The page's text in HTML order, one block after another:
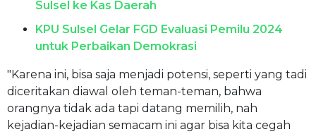
Sulsel ke Kas Daerah
KPU Sulsel Gelar FGD Evaluasi Pemilu 2024
untuk Perbaikan Demokrasi
"Karena ini, bisa saja menjadi potensi, seperti yang tadi
diceritakan diawal oleh teman-teman, bahwa
orangnya tidak ada tapi datang memilih, nah
kejadian-kejadian semacam ini agar bisa kita cegah